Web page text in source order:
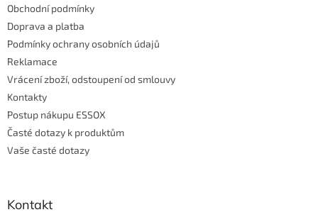
Obchodní podmínky
Doprava a platba
Podmínky ochrany osobních údajů
Reklamace
Vrácení zboží, odstoupení od smlouvy
Kontakty
Postup nákupu ESSOX
Časté dotazy k produktům
Vaše časté dotazy
Kontakt